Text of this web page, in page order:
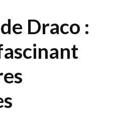
Draco :